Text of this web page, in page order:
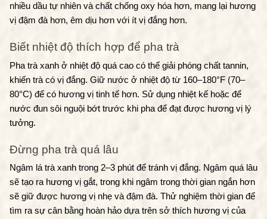
nhiều dầu tự nhiên và chất chống oxy hóa hơn, mang lại hương
vị đậm đà hơn, êm dịu hơn với ít vị đắng hơn.
Biết nhiệt độ thích hợp để pha trà
Pha trà xanh ở nhiệt độ quá cao có thể giải phóng chất tannin,
khiến trà có vị đắng. Giữ nước ở nhiệt độ từ 160–180°F (70–
80°C) để có hương vị tinh tế hơn. Sử dụng nhiệt kế hoặc để
nước đun sôi nguội bớt trước khi pha để đạt được hương vị lý
tưởng.
Đừng pha trà quá lâu
Ngâm lá trà xanh trong 2–3 phút để tránh vị đắng. Ngâm quá lâu
sẽ tạo ra hương vị gắt, trong khi ngâm trong thời gian ngắn hơn
sẽ giữ được hương vị nhẹ và đậm đà. Thử nghiệm thời gian để
tìm ra sự cân bằng hoàn hảo dựa trên sở thích hương vị của